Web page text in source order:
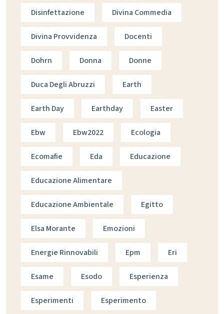
Disinfettazione Divina Commedia
Divina Provvidenza Docenti
Dohrn Donna Donne
Duca Degli Abruzzi Earth
Earth Day Earthday Easter
Ebw Ebw2022 Ecologia
Ecomafie Eda Educazione
Educazione Alimentare
Educazione Ambientale Egitto
Elsa Morante Emozioni
Energie Rinnovabili Epm Eri
Esame Esodo Esperienza
Esperimenti Esperimento